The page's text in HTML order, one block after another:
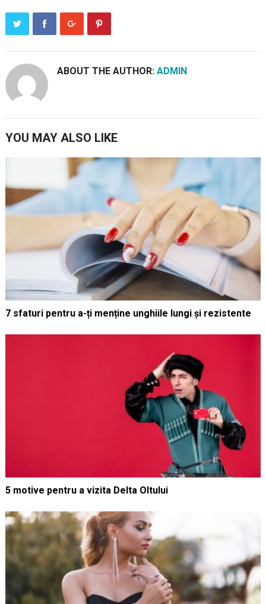
ABOUT THE AUTHOR: ADMIN
YOU MAY ALSO LIKE
7 sfaturi pentru a-ți menține unghiile lungi și rezistente
5 motive pentru a vizita Delta Oltului